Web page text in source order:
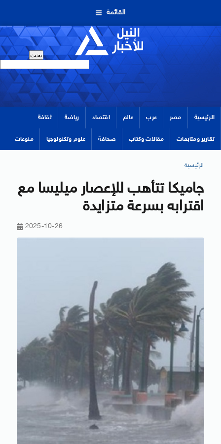
القائمة
الرئيسية مصر عرب عالم اقتصاد رياضة ثقافة
تقارير ومتابعات مقالات وكتاب صحافة علوم وتكنولوجيا منوعات
الرئيسية
جاميكا تتأهب للإعصار ميليسا مع
اقترابه بسرعة متزايدة
2025-10-26